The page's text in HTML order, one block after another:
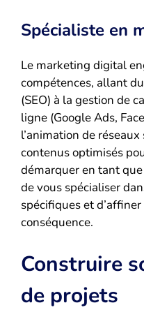
Spécialiste en
Le marketing digital
compétences, allant
(SEO) à la gestion de
ligne (Google Ads,
l’animation de
contenus optimisés
démarquer en tant
de vous spécialiser
spécifiques et
conséquence.
Construire
de projets